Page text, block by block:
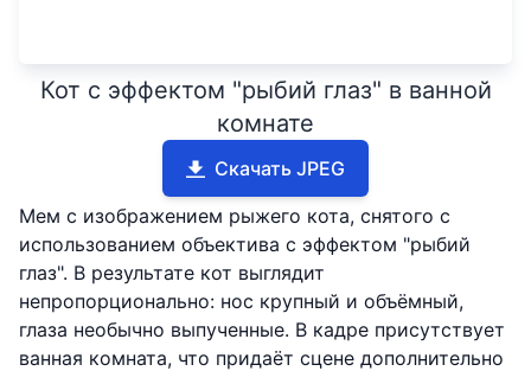
Кот с эффектом "рыбий глаз" в ванной
комнате
Скачать JPEG
Мем с изображением рыжего кота, снятого с
использованием объектива с эффектом "рыбий
глаз". В результате кот выглядит
непропорционально: нос крупный и объёмный,
глаза необычно выпученные. В кадре присутствует
ванная комната, что придаёт сцене дополнительно